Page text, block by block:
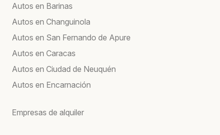
Autos en Barinas
Autos en Changuinola
Autos en San Fernando de Apure
Autos en Caracas
Autos en Ciudad de Neuquén
Autos en Encarnación
Empresas de alquiler